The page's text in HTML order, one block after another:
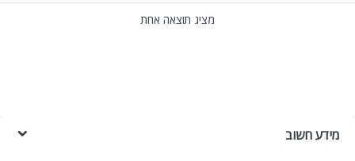
מציג תוצאה אחת
מידע חשוב